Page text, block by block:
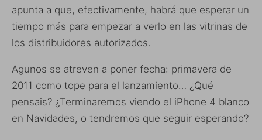
apunta a que, efectivamente, habrá que esperar un
tiempo más para empezar a verlo en las vitrinas de
los distribuidores autorizados.
Agunos se atreven a poner fecha: primavera de
2011 como tope para el lanzamiento… ¿Qué
pensais? ¿Terminaremos viendo el iPhone 4 blanco
en Navidades, o tendremos que seguir esperando?